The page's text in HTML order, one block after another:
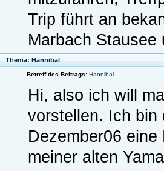
Trip führt an
Marbach
Thema: Hannibal
Betreff des Beitrags: Hannibal
Hi, also ich will
vorstellen. Ich bin
Dezember06
meiner alten